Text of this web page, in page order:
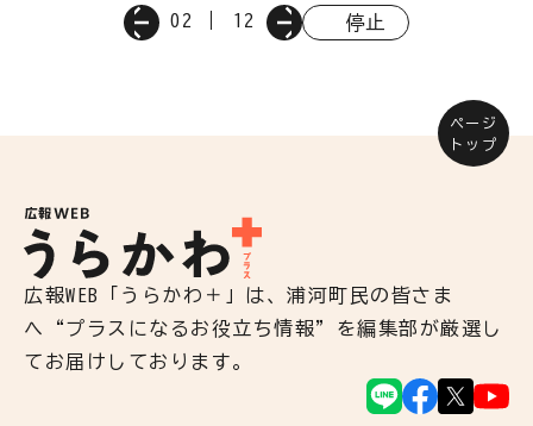
02 12 停止
ページ
トップ
広報WEB「うらかわ＋」は、浦河町民の皆さま
へ“プラスになるお役立ち情報”を編集部が厳選し
てお届けしております。